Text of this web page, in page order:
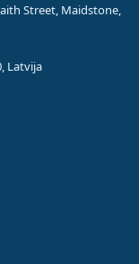
Street, Maidstone,
Latvija